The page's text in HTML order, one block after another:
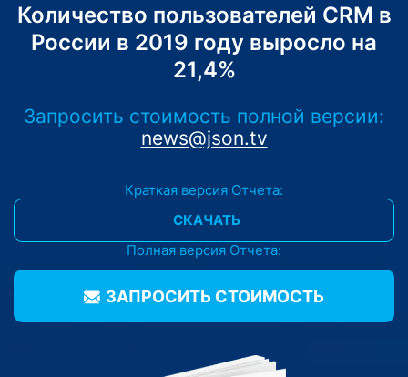
Количество пользователей CRM в
России в 2019 году выросло на
21,4%
Запросить стоимость полной версии:
news@json.tv
Краткая версия Отчета:
СКАЧАТЬ
Полная версия Отчета:
ЗАПРОСИТЬ CТОИМОСТЬ